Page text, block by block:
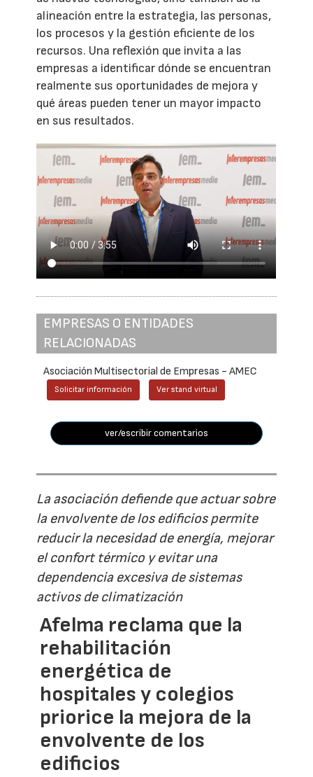
alineación entre la estrategia, las personas,
los procesos y la gestión eficiente de los
recursos. Una reflexión que invita a las
empresas a identificar dónde se encuentran
realmente sus oportunidades de mejora y
qué áreas pueden tener un mayor impacto
en sus resultados.
EMPRESAS O ENTIDADES
RELACIONADAS
Asociación Multisectorial de Empresas - AMEC
Solicitar información Ver stand virtual
ver/escribir comentarios
La asociación defiende que actuar sobre
la envolvente de los edificios permite
reducir la necesidad de energía, mejorar
el confort térmico y evitar una
dependencia excesiva de sistemas
activos de climatización
Afelma reclama que la
rehabilitación
energética de
hospitales y colegios
priorice la mejora de la
envolvente de los
edificios